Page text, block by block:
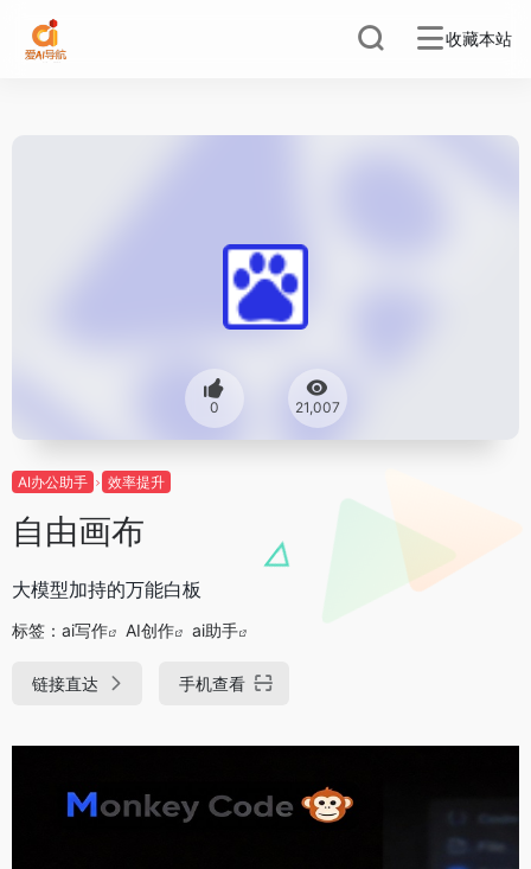
收藏本站
0 21,007
AI办公助手 效率提升
自由画布
大模型加持的万能白板
标签： ai写作 AI创作 ai助手
链接直达 手机查看